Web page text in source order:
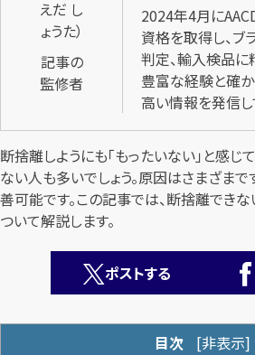
記事の
監修者
2024年4月に
資格を取得し、ブ
判定、輸入検品に
豊富な経験と確
高い情報を発信し
断捨離しようにも「もったいない」と感じ
ない人も多いでしょう。原因はさまざまで
善可能です。この記事では、断捨離でき
ついて解説します。
ポストする
目次 [非表示]